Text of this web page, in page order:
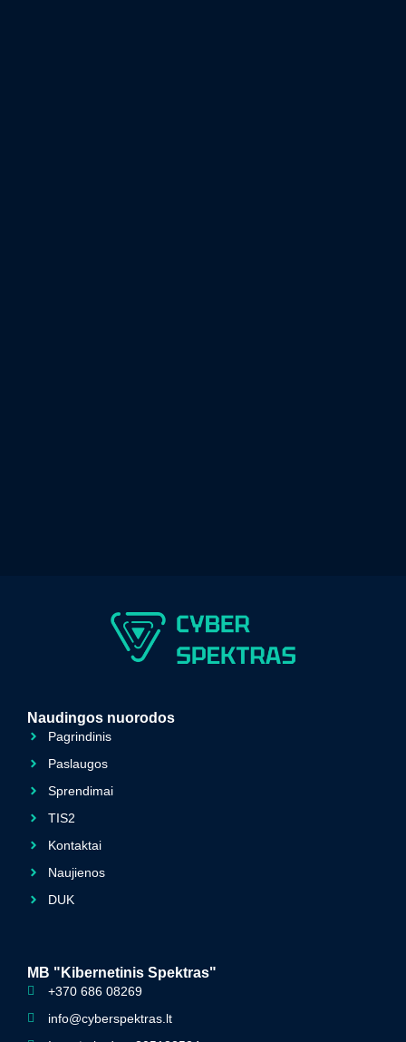
Naudingos nuorodos
Pagrindinis
Paslaugos
Sprendimai
TIS2
Kontaktai
Naujienos
DUK
MB "Kibernetinis Spektras"
+370 686 08269
info@cyberspektras.lt